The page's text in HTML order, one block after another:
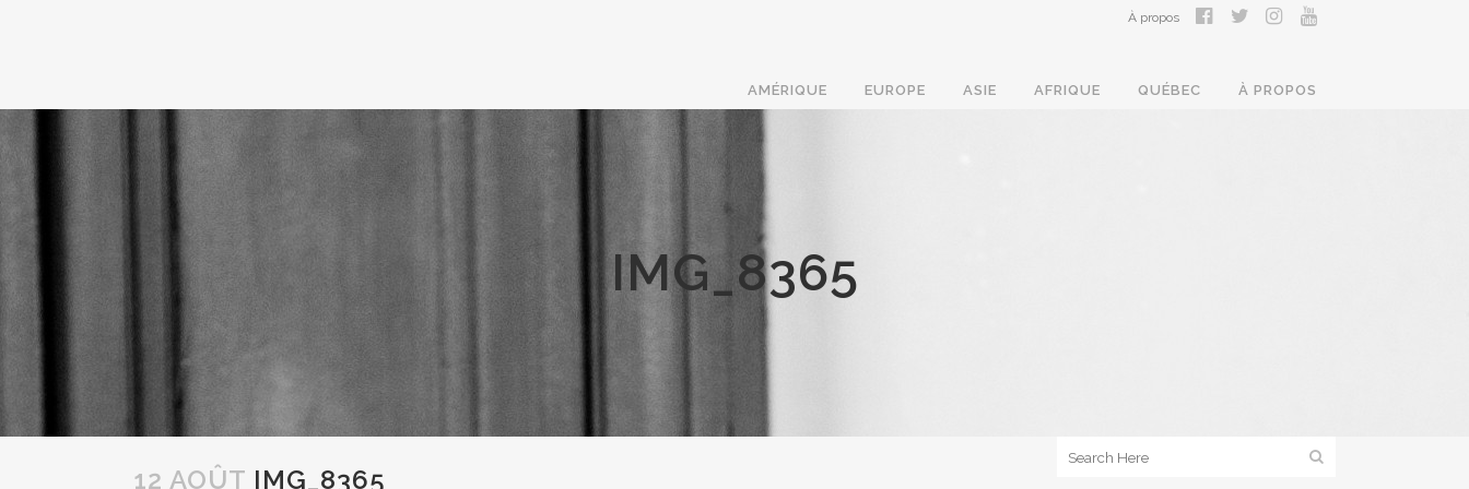
À propos
AMÉRIQUE EUROPE ASIE AFRIQUE QUÉBEC À PROPOS
IMG_8365
12 AOÛT IMG_8365